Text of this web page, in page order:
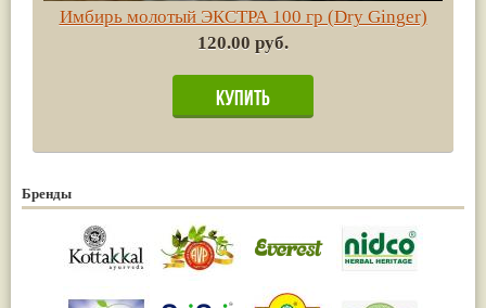
Имбирь молотый ЭКСТРА 100 гр (Dry Ginger)
120.00 руб.
Бренды